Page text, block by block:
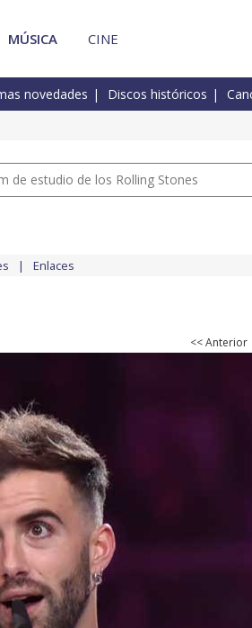
MÚSICA CINE
novedades Discos históricos
de estudio de los Rolling Stones
Enlaces
<< Anterior